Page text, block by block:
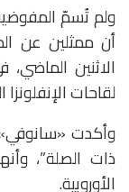
ولم تُسمّ
أن ممثلين عن
الاثنين
لقاحات
وأكدت «سانوفي»
ذات الصلة”،
الأوروبية.